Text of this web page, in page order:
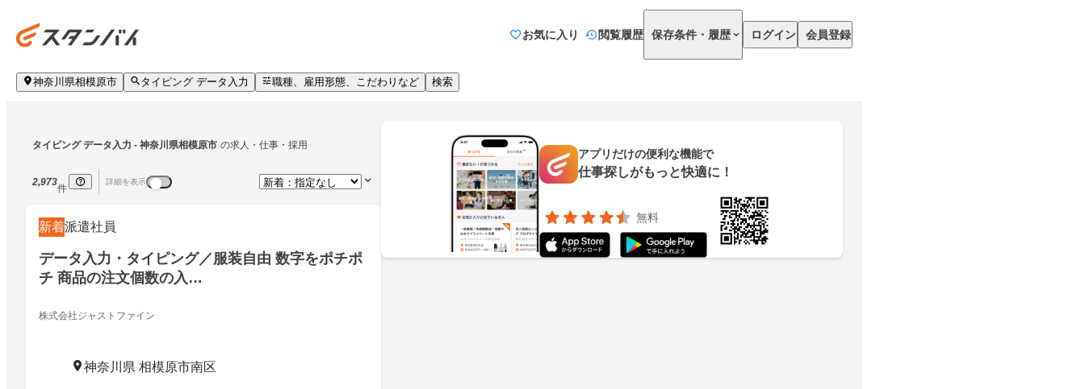
お気に入り 閲覧履歴 保存条件・履歴 ログイン 会員登録
神奈川県相模原市 タイピング データ入力 職種、雇用形態、こだわりなど 検索
タイピング データ入力 - 神奈川県相模原市 の求人・仕事・採用
2,973
件
詳細を表示
新着派遣社員
データ入力・タイピング／服装自由 数字をポチポ
チ 商品の注文個数の入…
株式会社ジャストファイン
神奈川県 相模原市南区
アプリだけの便利な機能で
仕事探しがもっと快適に！
無料